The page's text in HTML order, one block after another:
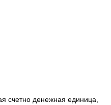
счетно денежная единица,